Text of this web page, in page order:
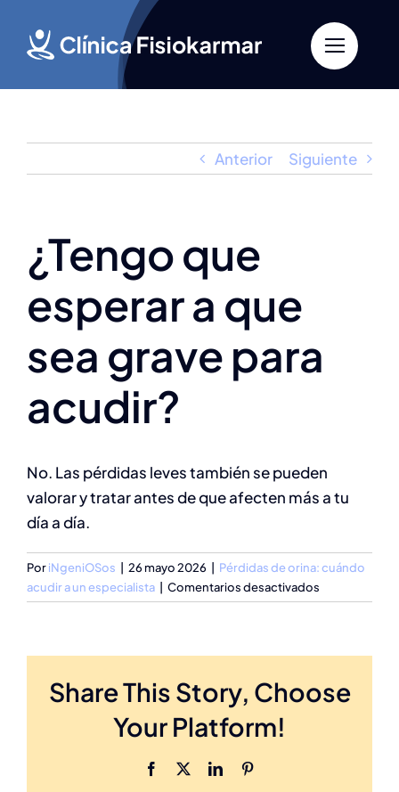
contenido
Anterior Siguiente
¿Tengo que
esperar a que
sea grave para
acudir?
No. Las pérdidas leves también se pueden
valorar y tratar antes de que afecten más a tu
día a día.
PoriNgeniOSos 26 mayo 2026
Pérdidas de orina: cuándo
acudir a un especialista
Comentarios desactivados
¿Tengo
sea
Share This Story, Choose
Your Platform!
Facebook LinkedIn